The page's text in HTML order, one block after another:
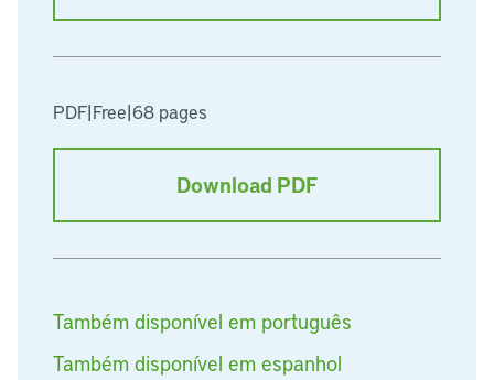
PDF|Free|68 pages
Download PDF
Também disponível em português
Também disponível em espanhol